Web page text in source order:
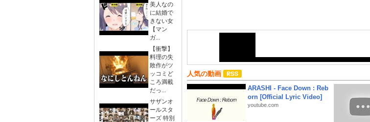
美人なの
に結婚で
きない女
【マン
ガ...
【衝撃】
料理の失
敗作がツ
ッコミど
ころ満載
だっ...
サザンオ
ールスタ
ーズ 特別
人気の動画
ARASHI - Face Down : Reb
orn [Official Lyric Video]
youtube.com